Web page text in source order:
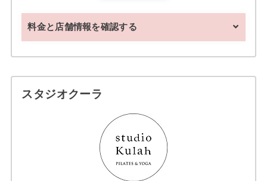
料金と店舗情報を確認する
スタジオクーラ